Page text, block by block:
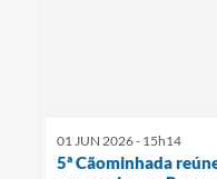
01 JUN 2026 - 15h14
5ª Cãominhada